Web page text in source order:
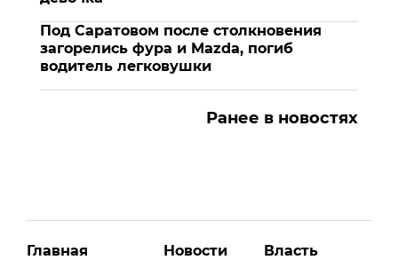
Под Саратовом после столкновения
загорелись фура и Mazda, погиб
водитель легковушки
Ранее в новостях
Главная Новости Власть